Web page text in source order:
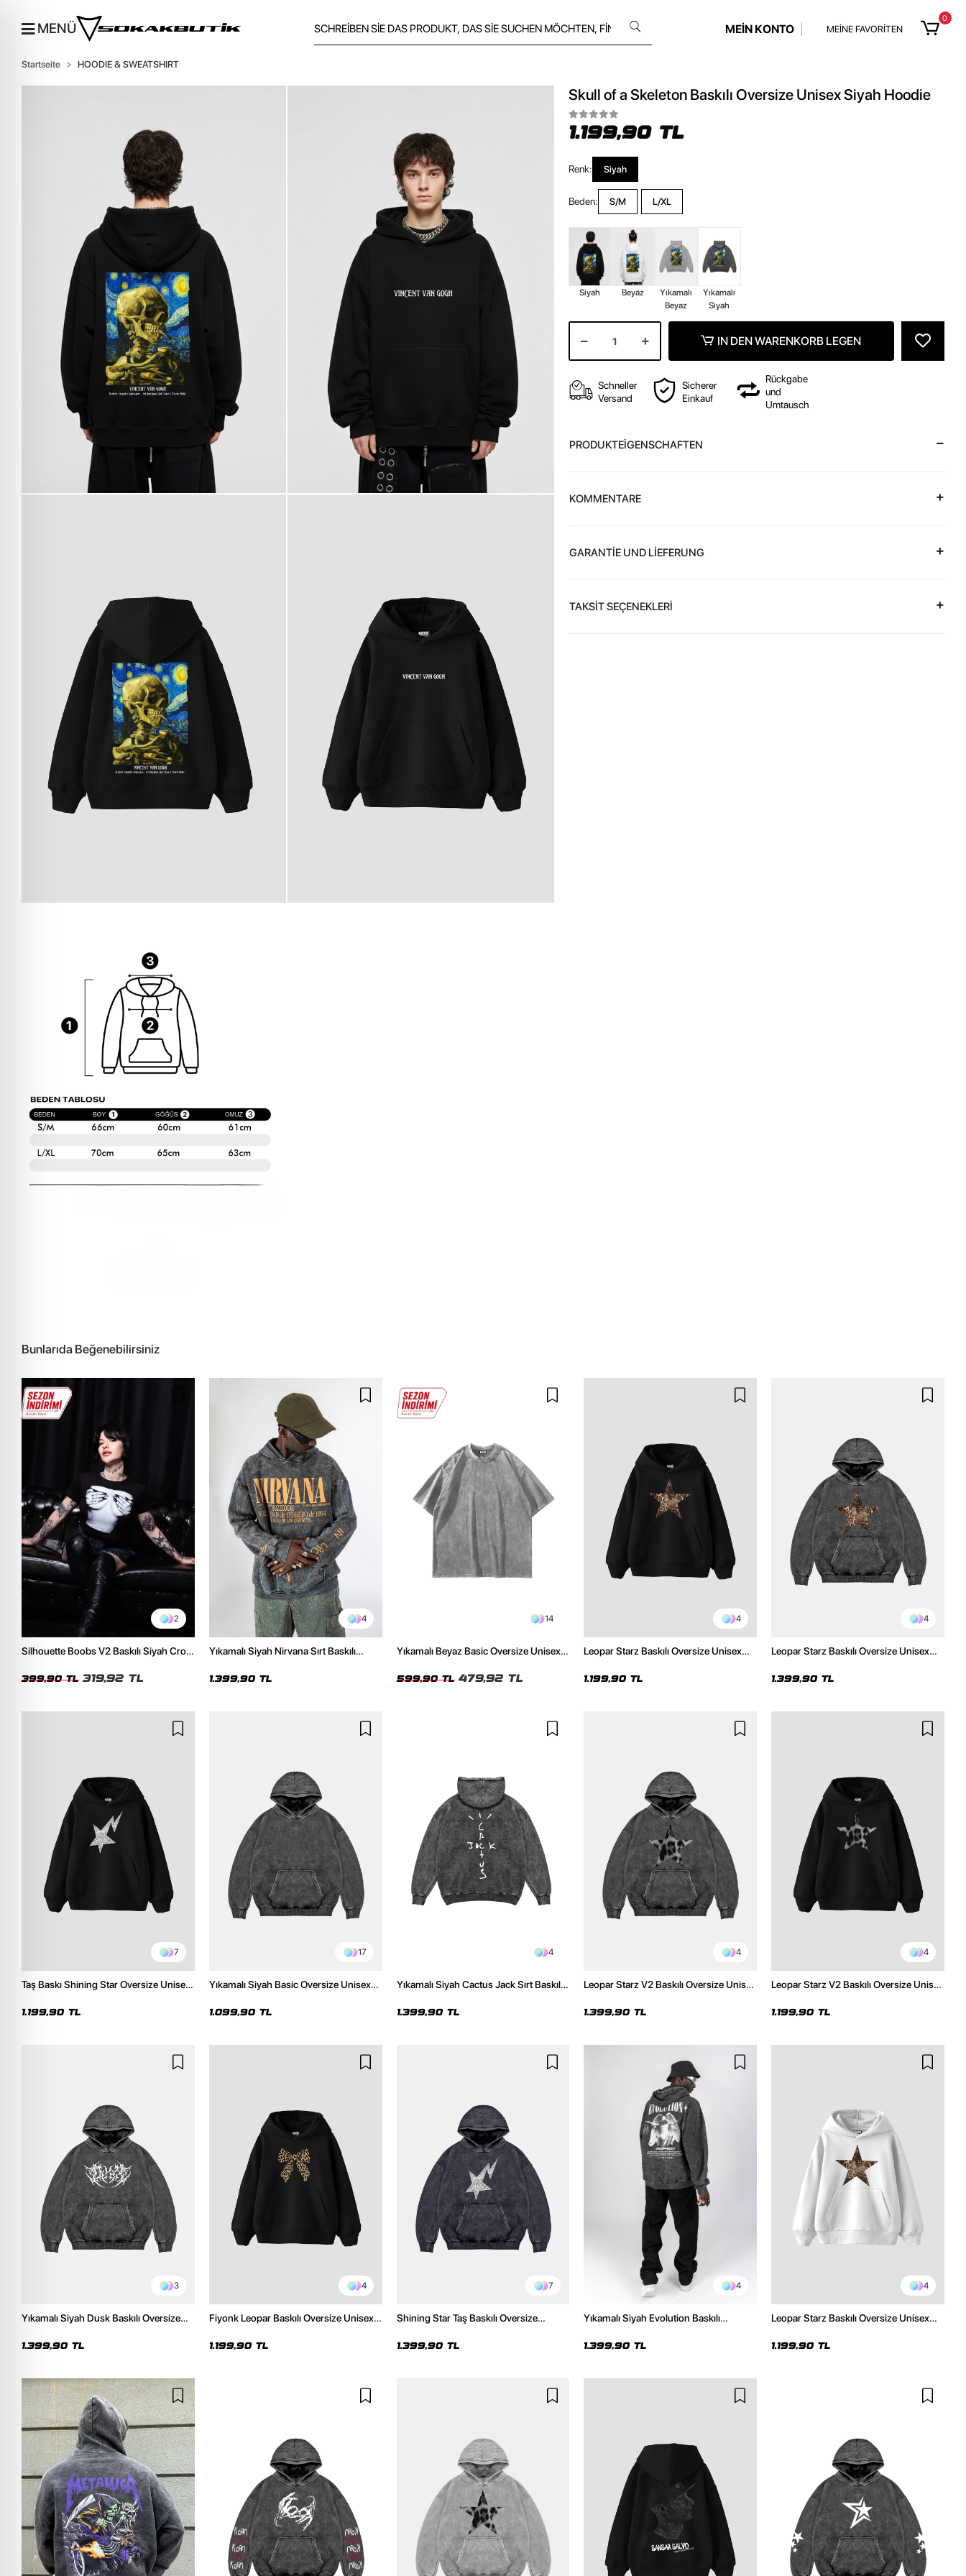
MENÜ MEİN KONTO MEİNE FAVORİTEN
0
Startseite HOODIE & SWEATSHIRT
Skull of a Skeleton Baskılı Oversize Unisex Siyah Hoodie
1.199,90 TL
Renk: Siyah
Beden: S/M L/XL
Siyah Beyaz
Yıkamalı
Beyaz
Yıkamalı
Siyah
IN DEN WARENKORB LEGEN
Schneller
Versand
Sicherer
Einkauf
Rückgabe
und
Umtausch
PRODUKTEİGENSCHAFTEN
KOMMENTARE
GARANTİE UND LİEFERUNG
TAKSİT SEÇENEKLERİ
Bunlarıda Beğenebilirsiniz
2
Silhouette Boobs V2 Baskılı Siyah Crop
399,90 TL 319,92 TL
4
Yıkamalı Siyah Nirvana Sırt Baskılı
1.399,90 TL
14
Yıkamalı Beyaz Basic Oversize Unisex
599,90 TL 479,92 TL
4
Leopar Starz Baskılı Oversize Unisex
1.199,90 TL
4
Leopar Starz Baskılı Oversize Unisex
1.399,90 TL
7
Taş Baskı Shining Star Oversize Unisex
1.199,90 TL
17
Yıkamalı Siyah Basic Oversize Unisex
1.099,90 TL
4
Yıkamalı Siyah Cactus Jack Sırt Baskılı
1.399,90 TL
4
Leopar Starz V2 Baskılı Oversize Unisex
1.399,90 TL
4
Leopar Starz V2 Baskılı Oversize Unisex
1.199,90 TL
3
Yıkamalı Siyah Dusk Baskılı Oversize
1.399,90 TL
4
Fiyonk Leopar Baskılı Oversize Unisex
1.199,90 TL
7
Shining Star Taş Baskılı Oversize
1.399,90 TL
4
Yıkamalı Siyah Evolution Baskılı
1.399,90 TL
4
Leopar Starz Baskılı Oversize Unisex
1.199,90 TL